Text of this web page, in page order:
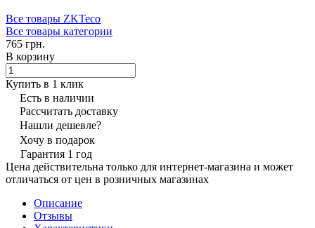
Все товары ZKTeco
Все товары категории
765 грн.
В корзину
Купить в 1 клик
Есть в наличии
Рассчитать доставку
Нашли дешевле?
Хочу в подарок
Гарантия 1 год
Цена действительна только для интернет-магазина и может
отличаться от цен в розничных магазинах
Описание
Отзывы